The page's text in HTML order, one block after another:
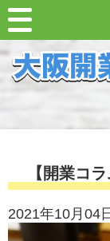
【開業コ
2021年10月04